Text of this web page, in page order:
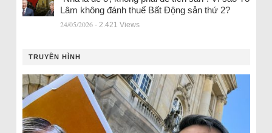
Lâm không đánh thuế Bất Động sản thứ 2?
24/05/2026 - 2.421 Views
TRUYỀN HÌNH